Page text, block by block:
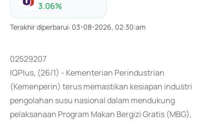
3.06%
Terakhir diperbarui: 03-08-2026, 02:30:am
02529207
IQPlus, (26/1) - Kementerian Perindustrian
(Kemenperin) terus memastikan kesiapan industri
pengolahan susu nasional dalam mendukung
pelaksanaan Program Makan Bergizi Gratis (MBG),